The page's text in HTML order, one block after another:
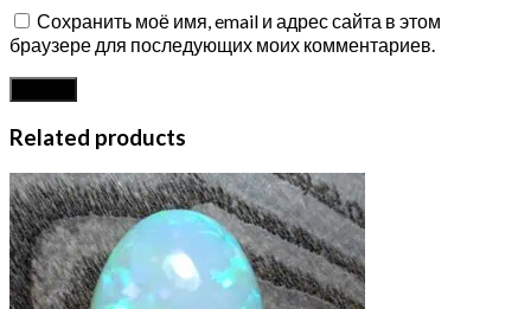
Сохранить моё имя, email и адрес сайта в этом
браузере для последующих моих комментариев.
Related products